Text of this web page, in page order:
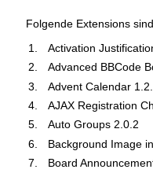
Folgende Extensions
Activation
Advanced BBCode
Advent Calendar
AJAX Registration
Auto Groups 2.0.2
Background Image
Board